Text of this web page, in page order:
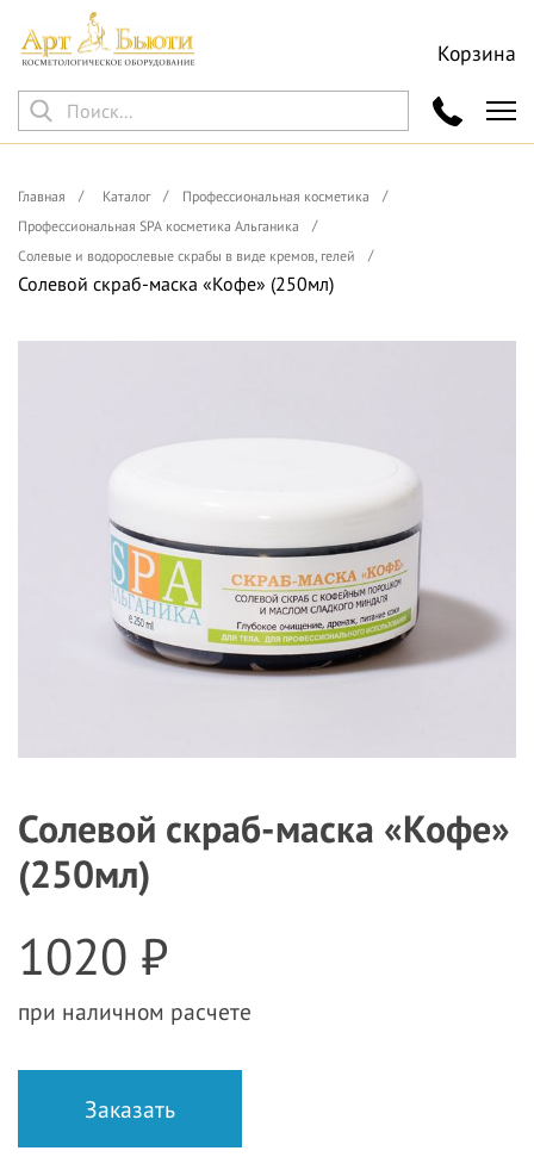
Корзина
Главная Каталог
Профессиональная косметика
Профессиональная SPA косметика Альганика
Солевые и водорослевые скрабы в виде кремов, гелей
Солевой скраб-маска «Кофе» (250мл)
Солевой скраб-маска «Кофе»
(250мл)
1020 ₽
при наличном расчете